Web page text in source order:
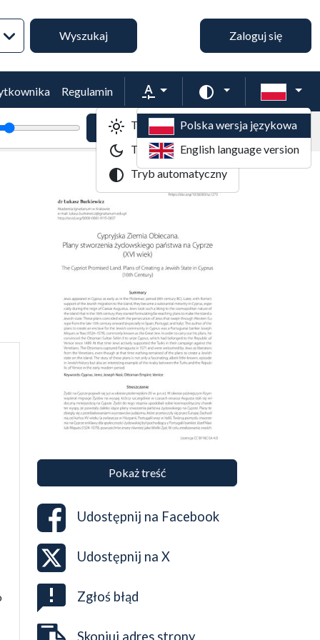
Wyszukiwanie zaawansowane
Wyszukaj Zaloguj się
Regulamin Rozmiar tekstu
Powiększenie tekstu
Domyślny rozmiar tekstu
Zmień schemat
Tryb jasny
Tryb ciemny
Tryb automatyczny
Polska wersja językowa
English language version
Pokaż treść
Udostępnij na Facebook
Udostępnij na X
Zgłoś błąd
Skopiuj adres strony